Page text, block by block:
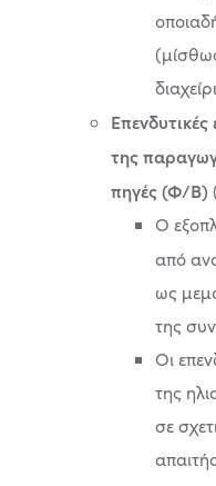
της
πηγές (Φ/Β)
Ο
από
ως
της
Οι
της
σε